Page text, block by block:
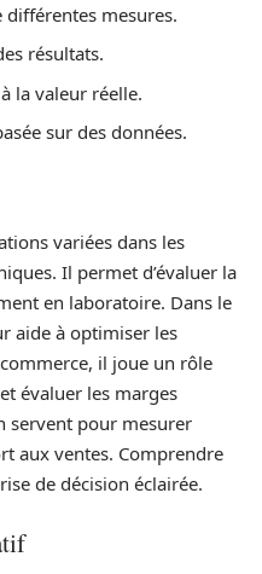
mesures.
résultats.
la valeur réelle.
sur des données.
variées dans les
Il permet d’évaluer la
en laboratoire. Dans le
aide à optimiser les
il joue un rôle
évaluer les marges
servent pour mesurer
aux ventes. Comprendre
de décision éclairée.